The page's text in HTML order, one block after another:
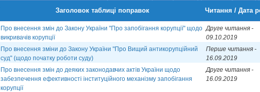
Заголовок таблиці поправок Читання / Дата
Про внесення змін до Закону України "Про запобігання корупції" щодо
викривачів корупції
Друге читання -
09.10.2019
Про внесення зміни до Закону України "Про Вищий антикорупційний
суд" (щодо початку роботи суду)
Перше читання -
16.09.2019
Про внесення змін до деяких законодавчих актів України щодо
забезпечення ефективності інституційного механізму запобігання
корупції
Друге читання -
16.09.2019